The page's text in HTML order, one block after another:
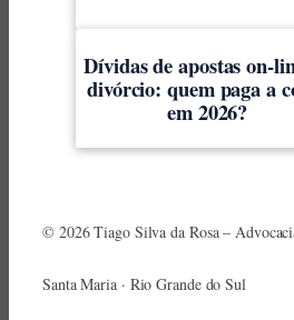
Dívidas de apostas on-
divórcio: quem paga a
em 2026?
© 2026 Tiago Silva da Rosa –
Santa Maria · Rio Grande do Sul